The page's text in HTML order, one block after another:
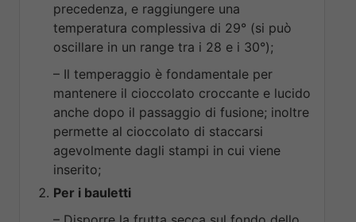
precedenza, e raggiungere una
temperatura complessiva di 29° (si può
oscillare in un range tra i 28 e i 30°);
– Il temperaggio è fondamentale per
mantenere il cioccolato croccante e lucido
anche dopo il passaggio di fusione; inoltre
permette al cioccolato di staccarsi
agevolmente dagli stampi in cui viene
inserito;
Per i bauletti